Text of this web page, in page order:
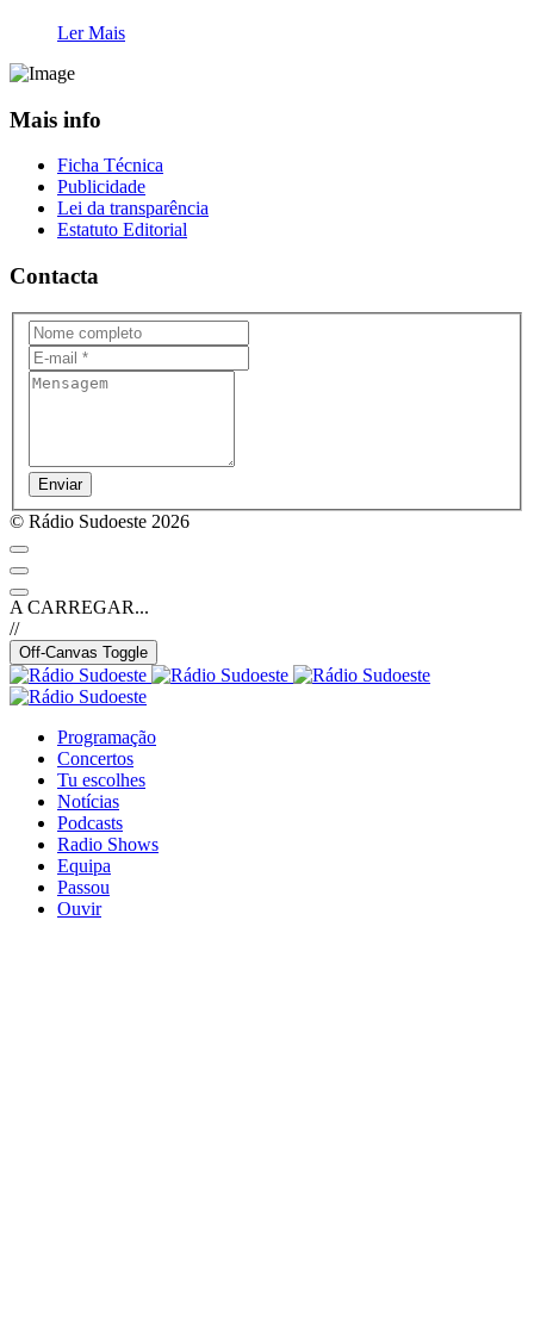
Ler Mais
Mais info
Ficha Técnica
Publicidade
Lei da transparência
Estatuto Editorial
Contacta
Enviar
© Rádio Sudoeste 2026
A CARREGAR...
//
Off-Canvas Toggle
Programação
Concertos
Tu escolhes
Notícias
Podcasts
Radio Shows
Equipa
Passou
Ouvir